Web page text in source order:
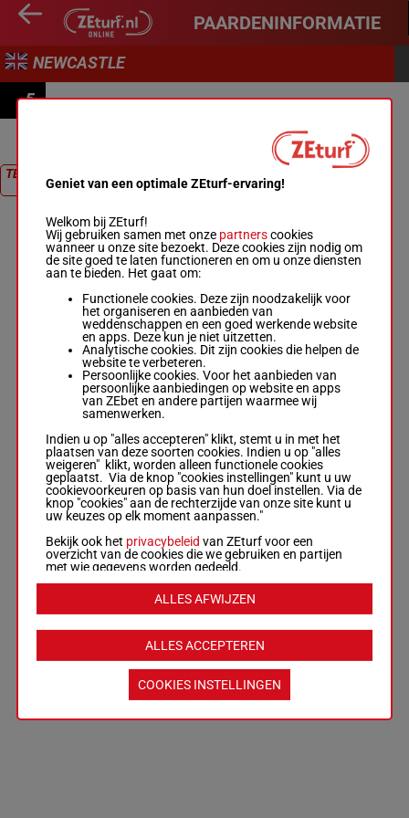
PAARDENINFORMATIE
NEWCASTLE
5
READ MEG NICHOLLS' BLOG AT BETMGM.CO.UK
HANDICAP
TERUG NAAR
RACEGeniet van een optimale ZEturf-ervaring!
Welkom bij ZEturf!
Wij gebruiken samen met onze partnerscookies
wanneer u onze site bezoekt. Deze cookies zijn nodig om
de site goed te laten functioneren en om u onze diensten
aan te bieden. Het gaat om:
Functionele cookies. Deze zijn noodzakelijk voor
het organiseren en aanbieden van
weddenschappen en een goed werkende website
en apps. Deze kun je niet uitzetten.
Analytische cookies. Dit zijn cookies die helpen de
website te verbeteren.
Persoonlijke cookies. Voor het aanbieden van
persoonlijke aanbiedingen op website en apps
van ZEbet en andere partijen waarmee wij
samenwerken.
Indien u op "alles accepteren" klikt, stemt u in met het
plaatsen van deze soorten cookies. Indien u op "alles
weigeren" klikt, worden alleen functionele cookies
geplaatst. Via de knop "cookies instellingen" kunt u uw
cookievoorkeuren op basis van hun doel instellen. Via de
knop "cookies" aan de rechterzijde van onze site kunt u
uw keuzes op elk moment aanpassen."
Bekijk ook het privacybeleid van ZEturf voor een
overzicht van de cookies die we gebruiken en partijen
met wie gegevens worden gedeeld.
ALLES ACCEPTEREN
ALLES AFWIJZEN
COOKIES INSTELLINGEN